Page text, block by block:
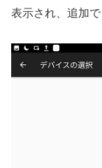
表示され、追加で